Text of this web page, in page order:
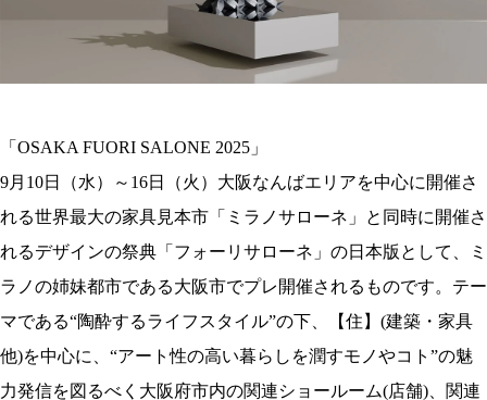
「OSAKA FUORI SALONE 2025」
9月10日（水）～16日（火）大阪なんばエリアを中心に開催さ
れる世界最大の家具見本市「ミラノサローネ」と同時に開催さ
れるデザインの祭典「フォーリサローネ」の日本版として、ミ
ラノの姉妹都市である大阪市でプレ開催されるものです。テー
マである“陶酔するライフスタイル”の下、【住】(建築・家具
他)を中心に、“アート性の高い暮らしを潤すモノやコト”の魅
力発信を図るべく大阪府市内の関連ショールーム(店舗)、関連